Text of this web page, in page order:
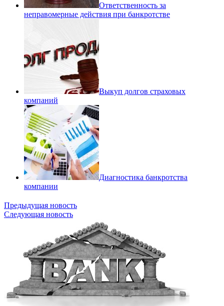
Ответственность за
неправомерные действия при банкротстве
Выкуп долгов страховых
компаний
Диагностика банкротства
компании
Предыдущая новость
Следующая новость